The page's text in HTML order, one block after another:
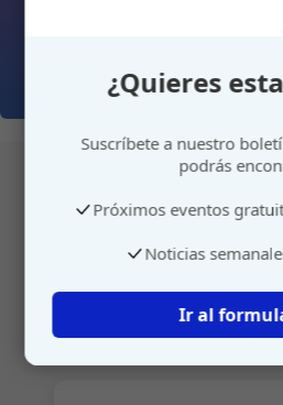
manera rápida y
¿Quieres
Suscríbete a nuestro
podrás
Próximos eventos
Noticias
Ir al